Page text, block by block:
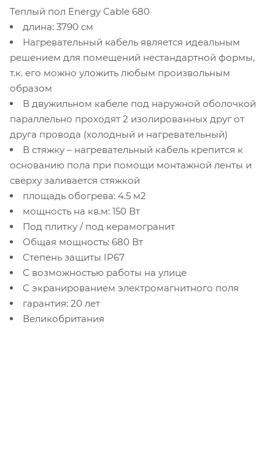
Теплый пол Energy Cable 680
длина: 3790 см
Нагревательный кабель является идеальным
решением для помещений нестандартной формы,
т.к. его можно уложить любым произвольным
образом
В двужильном кабеле под наружной оболочкой
параллельно проходят 2 изолированных друг от
друга провода (холодный и нагревательный)
В стяжку – нагревательный кабель крепится к
основанию пола при помощи монтажной ленты и
сверху заливается стяжкой
площадь обогрева: 4.5 м2
мощность на кв.м: 150 Вт
Под плитку / под керамогранит
Общая мощность: 680 Вт
Степень защиты IP67
С возможностью работы на улице
С экранированием электромагнитного поля
гарантия: 20 лет
Великобритания